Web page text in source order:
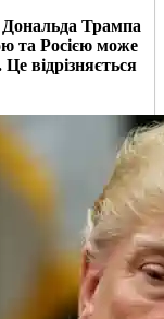
Трампа
та Росією може
відрізняється